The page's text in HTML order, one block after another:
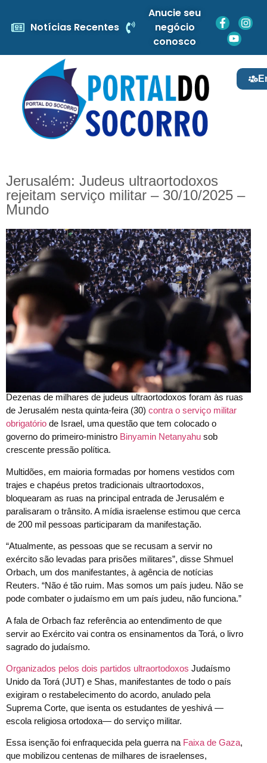
Notícias Recentes
Anucie seu
negócio
conosco
Jerusalém: Judeus ultraortodoxos
rejeitam serviço militar – 30/10/2025 –
Mundo
Dezenas de milhares de judeus ultraortodoxos foram às ruas
de Jerusalém nesta quinta-feira (30) contra o serviço militar
obrigatório de Israel, uma questão que tem colocado o
governo do primeiro-ministro Binyamin Netanyahu sob
crescente pressão política.
Multidões, em maioria formadas por homens vestidos com
trajes e chapéus pretos tradicionais ultraortodoxos,
bloquearam as ruas na principal entrada de Jerusalém e
paralisaram o trânsito. A mídia israelense estimou que cerca
de 200 mil pessoas participaram da manifestação.
“Atualmente, as pessoas que se recusam a servir no
exército são levadas para prisões militares”, disse Shmuel
Orbach, um dos manifestantes, à agência de notícias
Reuters. “Não é tão ruim. Mas somos um país judeu. Não se
pode combater o judaísmo em um país judeu, não funciona.”
A fala de Orbach faz referência ao entendimento de que
servir ao Exército vai contra os ensinamentos da Torá, o livro
sagrado do judaísmo.
Organizados pelos dois partidos ultraortodoxos Judaísmo
Unido da Torá (JUT) e Shas, manifestantes de todo o país
exigiram o restabelecimento do acordo, anulado pela
Suprema Corte, que isenta os estudantes de yeshivá —
escola religiosa ortodoxa— do serviço militar.
Essa isenção foi enfraquecida pela guerra na Faixa de Gaza,
que mobilizou centenas de milhares de israelenses,